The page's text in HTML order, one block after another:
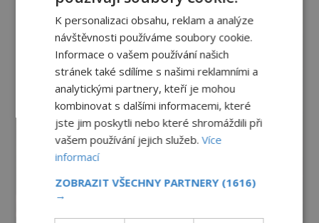
K personalizaci obsahu, reklam a analýze
návštěvnosti používáme soubory cookie.
Informace o vašem používání našich
stránek také sdílíme s našimi reklamními a
analytickými partnery, kteří je mohou
kombinovat s dalšími informacemi, které
jste jim poskytli nebo které shromáždili při
vašem používání jejich služeb.Více
informací
ZOBRAZIT VŠECHNY PARTNERY (1616)
→